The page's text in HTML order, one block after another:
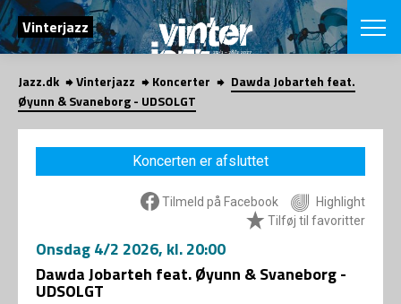
SØG
Vinterjazz
English
VÆLG
VINTERJAZZ
Temaer
LOCATIONS
Venues &
Presse/
Jazz.dk Vinterjazz Koncerter
Dawda Jobarteh feat.
Øyunn & Svaneborg - UDSOLGT
Koncerten er afsluttet
Tilmeld på Facebook
Highlight
Tilføj til favoritter
Onsdag4/2 2026, kl. 20:00
Dawda Jobarteh feat. Øyunn & Svaneborg -
UDSOLGT